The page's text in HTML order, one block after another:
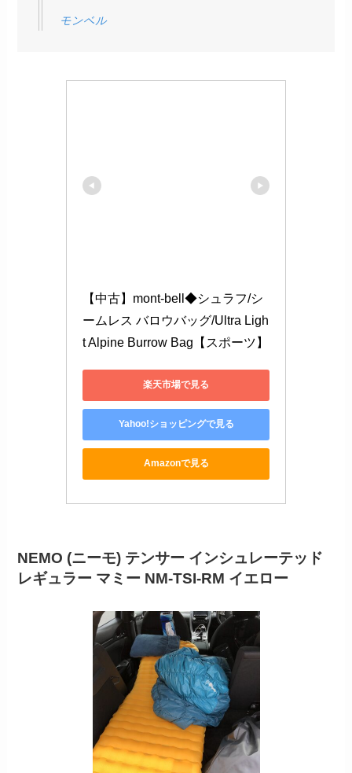
モンベル
【中古】mont-bell◆シュラフ/シ
ームレス バロウバッグ/Ultra Ligh
t Alpine Burrow Bag【スポーツ】
楽天市場で見る
Yahoo!ショッピングで見る
Amazonで見る
NEMO (ニーモ) テンサー インシュレーテッド
レギュラー マミー NM-TSI-RM イエロー